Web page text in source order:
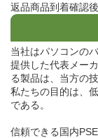
返品商品到着確認
当社はパソコンの
提供した代表メー
る製品は、当方の
私たちの目的は、
である。
信頼できる国内PSE